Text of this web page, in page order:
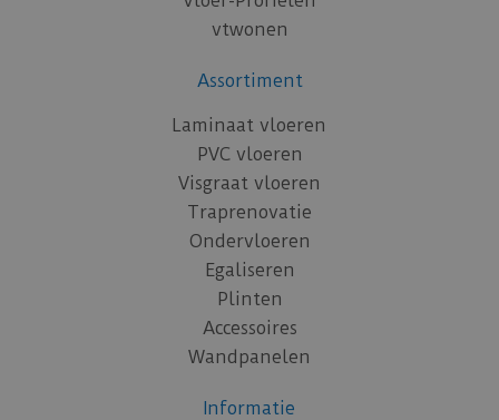
vtwonen
Assortiment
Laminaat vloeren
PVC vloeren
Visgraat vloeren
Traprenovatie
Ondervloeren
Egaliseren
Plinten
Accessoires
Wandpanelen
Informatie